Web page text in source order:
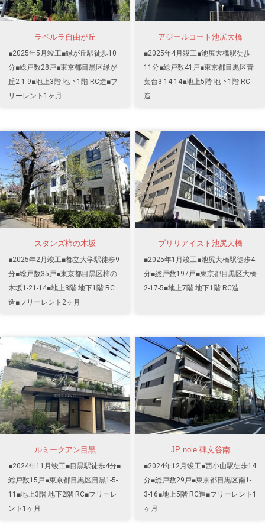
ラペルラ自由が丘
■2025年5月竣工■緑が丘駅徒歩10
分■総戸数28戸■東京都目黒区緑が
丘2-1-9■地上3階 地下1階 RC造■フ
リーレント1ヶ月
アジールコート池尻大橋
■2025年4月竣工■池尻大橋駅徒歩
11分■総戸数41戸■東京都目黒区青
葉台3-14-14■地上5階 地下1階 RC
造
スタンズ柿の木坂
■2025年2月竣工■都立大学駅徒歩9
分■総戸数35戸■東京都目黒区柿の
木坂1-21-14■地上3階 地下1階 RC
造■フリーレント2ヶ月
ブリリアイスト池尻大橋
■2025年1月竣工■池尻大橋駅徒歩4
分■総戸数197戸■東京都目黒区大橋
2-17-5■地上7階 地下1階 RC造
ルミークアン目黒
■2024年11月竣工■目黒駅徒歩4分■
総戸数15戸■東京都目黒区目黒1-5-
11■地上3階 地下2階 RC■フリーレ
ント1ヶ月
JP noie 碑文谷南
■2024年12月竣工■西小山駅徒歩14
分■総戸数29戸■東京都目黒区南1-
3-16■地上5階 RC造■フリーレント1
ヶ月